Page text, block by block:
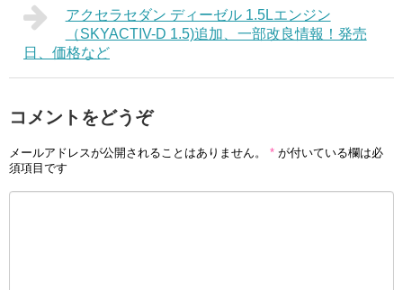
アクセラセダン ディーゼル 1.5Lエンジン
（SKYACTIV-D 1.5)追加、一部改良情報！発売
日、価格など
コメントをどうぞ
メールアドレスが公開されることはありません。 * が付いている欄は必
須項目です